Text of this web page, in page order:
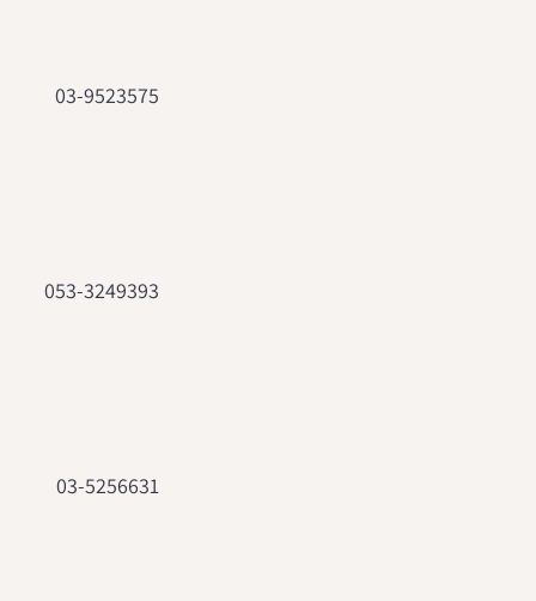
03-9523575
053-3249393
03-5256631